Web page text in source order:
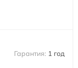
1 год